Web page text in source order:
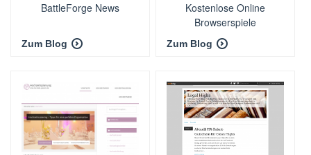
BattleForge News
Zum Blog
Kostenlose Online
Browserspiele
Zum Blog